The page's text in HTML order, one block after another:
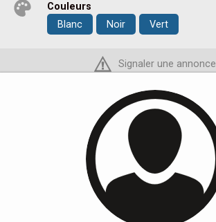
Couleurs
Blanc
Noir Vert
Signaler une annonce